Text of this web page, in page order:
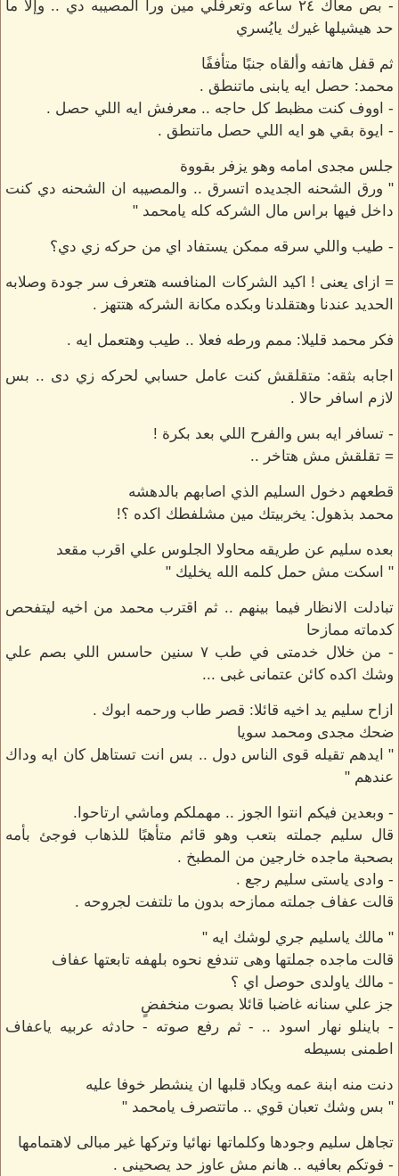
- بص معاك ٢٤ ساعه وتعرفلي مين ورا المصيبه دي .. وإلا ما
حد هيشيلها غيرك يايُسري
ثم قفل هاتفه وألقاه جنبًا متأففًا
محمد: حصل ايه يابنى ماتنطق .
- اووف كنت مظبط كل حاجه .. معرفش ايه اللي حصل .
- ايوة بقي هو ايه اللي حصل ماتنطق .
جلس مجدى امامه وهو يزفر بقووة
" ورق الشحنه الجديده اتسرق .. والمصيبه ان الشحنه دي كنت
داخل فيها براس مال الشركه كله يامحمد "
- طيب واللي سرقه ممكن يستفاد اي من حركه زي دي؟
= ازاى يعنى ! اكيد الشركات المنافسه هتعرف سر جودة وصلابه
الحديد عندنا وهتقلدنا وبكده مكانة الشركه هتتهز .
فكر محمد قليلا: ممم ورطه فعلا .. طيب وهتعمل ايه .
اجابه بثقه: متقلقش كنت عامل حسابي لحركه زي دى .. بس
لازم اسافر حالا .
- تسافر ايه بس والفرح اللي بعد بكرة !
= تقلقش مش هتاخر ..
قطعهم دخول السليم الذي اصابهم بالدهشه
محمد بذهول: يخربيتك مين مشلفطك اكده ؟!
بعده سليم عن طريقه محاولا الجلوس علي اقرب مقعد
" اسكت مش حمل كلمه الله يخليك "
تبادلت الانظار فيما بينهم .. ثم اقترب محمد من اخيه ليتفحص
كدماته ممازحا
- من خلال خدمتى في طب ٧ سنين حاسس اللي بصم علي
وشك اكده كائن عتمانى غبى ...
ازاح سليم يد اخيه قائلا: قصر طاب ورحمه ابوك .
ضحك مجدى ومحمد سويا
" ايدهم تقيله قوى الناس دول .. بس انت تستاهل كان ايه وداك
عندهم "
- وبعدين فيكم انتوا الجوز .. مهملكم وماشي ارتاحوا.
قال سليم جملته بتعب وهو قائم متأهبًا للذهاب فوجئ بأمه
بصحبة ماجده خارجين من المطبخ .
- وادى ياستى سليم رجع .
قالت عفاف جملته ممازحه بدون ما تلتفت لجروحه .
" مالك ياسليم جري لوشك ايه "
قالت ماجده جملتها وهى تندفع نحوه بلهفه تابعتها عفاف
- مالك ياولدى حوصل اي ؟
جز علي سنانه غاضبا قائلا بصوت منخفضٍ
- باينلو نهار اسود .. - ثم رفع صوته - حادثه عربيه ياعفاف
اطمنى بسيطه
دنت منه ابنة عمه ويكاد قلبها ان ينشطر خوفا عليه
" بس وشك تعبان قوي .. ماتتصرف يامحمد "
تجاهل سليم وجودها وكلماتها نهائيا وتركها غير مبالى لاهتمامها
- فوتكم بعافيه .. هانم مش عاوز حد يصحينى .